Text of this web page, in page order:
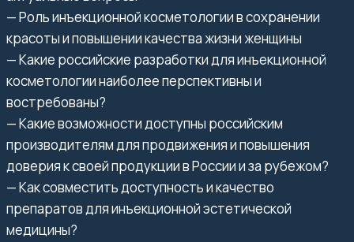
— Роль инъекционной косметологии в сохранении
красоты и повышении качества жизни женщины
— Какие российские разработки для инъекционной
косметологии наиболее перспективны и
востребованы?
— Какие возможности доступны российским
производителям для продвижения и повышения
доверия к своей продукции в России и за рубежом?
— Как совместить доступность и качество
препаратов для инъекционной эстетической
медицины?